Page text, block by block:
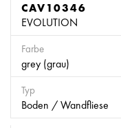
CAV10346
EVOLUTION
Farbe
grey (grau)
Typ
Boden / Wandfliese